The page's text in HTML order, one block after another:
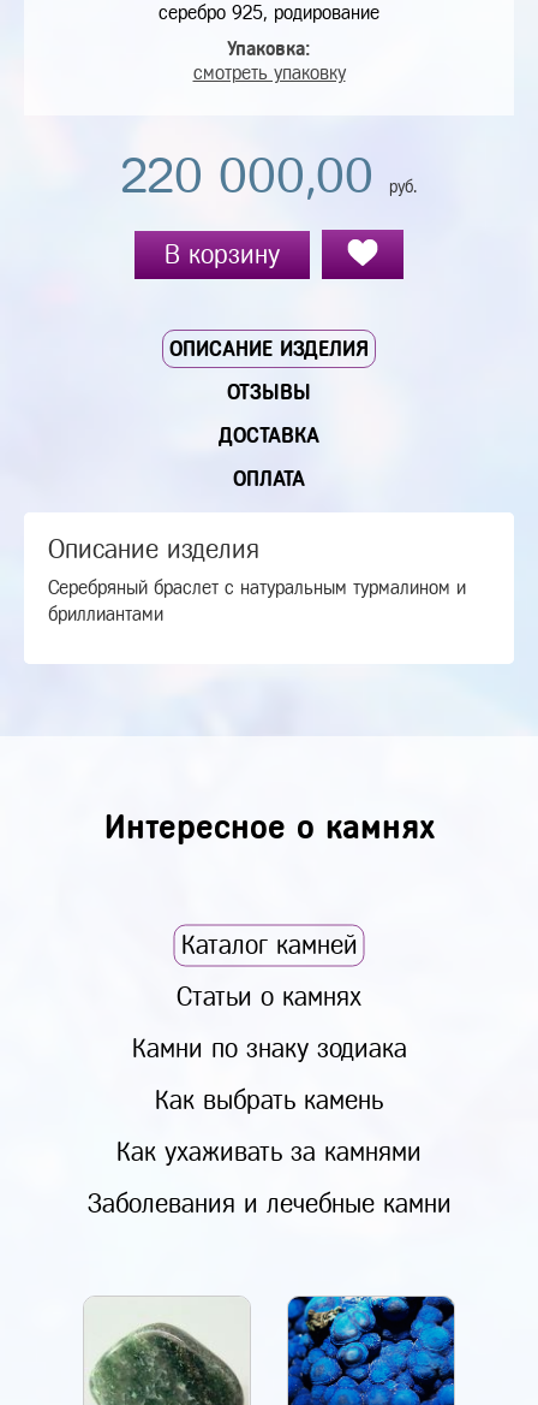
серебро 925, родирование
Упаковка:
смотреть упаковку
220 000,00 руб.
В корзину
ОПИСАНИЕ ИЗДЕЛИЯ
ОТЗЫВЫ
ДОСТАВКА
ОПЛАТА
Описание изделия
Серебряный браслет с натуральным турмалином и
бриллиантами
Интересное о камнях
Каталог камней
Статьи о камнях
Камни по знаку зодиака
Как выбрать камень
Как ухаживать за камнями
Заболевания и лечебные камни